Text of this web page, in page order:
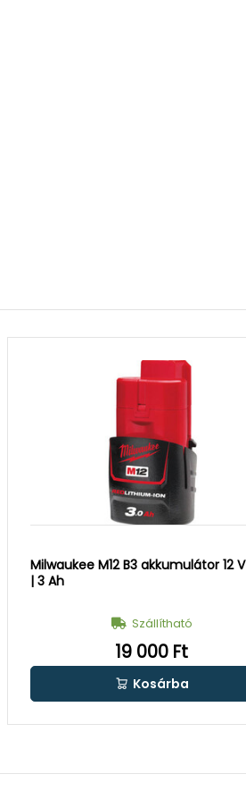
Milwaukee M12 B3 akkumulátor 12 V
| 3 Ah
Szállítható
19 000 Ft
Kosárba